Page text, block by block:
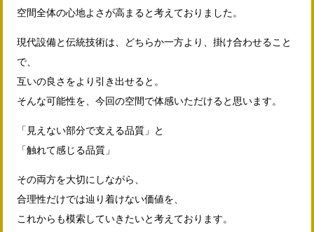
空間全体の心地よさが高まると考えておりました。
現代設備と伝統技術は、どちらか一方より、掛け合わせること
で、
互いの良さをより引き出せると。
そんな可能性を、今回の空間で体感いただけると思います。
「見えない部分で支える品質」と
「触れて感じる品質」
その両方を大切にしながら、
合理性だけでは辿り着けない価値を、
これからも模索していきたいと考えております。